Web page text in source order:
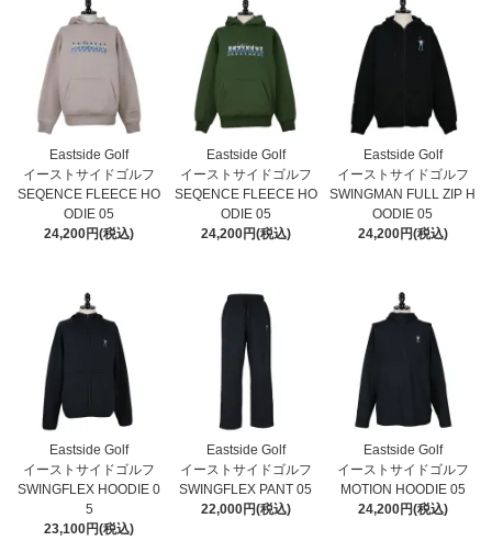
Eastside Golf
イーストサイドゴルフ
SEQENCE FLEECE HO
ODIE 05
24,200円(税込)
Eastside Golf
イーストサイドゴルフ
SEQENCE FLEECE HO
ODIE 05
24,200円(税込)
Eastside Golf
イーストサイドゴルフ
SWINGMAN FULL ZIP H
OODIE 05
24,200円(税込)
Eastside Golf
イーストサイドゴルフ
SWINGFLEX HOODIE 0
5
23,100円(税込)
Eastside Golf
イーストサイドゴルフ
SWINGFLEX PANT 05
22,000円(税込)
Eastside Golf
イーストサイドゴルフ
MOTION HOODIE 05
24,200円(税込)